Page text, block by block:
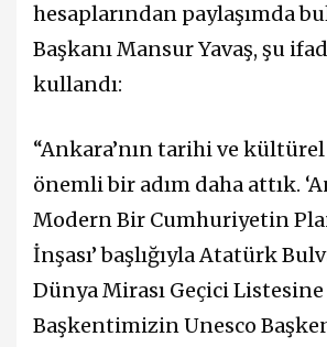
hesaplarından paylaşımda
Başkanı Mansur Yavaş, şu
kullandı:
“Ankara’nın tarihi ve
önemli bir adım daha attık.
Modern Bir Cumhuriyetin
İnşası’ başlığıyla Atatürk
Dünya Mirası Geçici
Başkentimizin Unesco